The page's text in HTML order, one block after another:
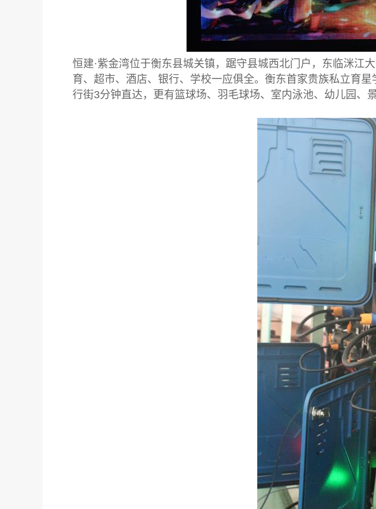
恒建·紫金湾位于衡东县城关镇，踞守县城西北门户，东临洣江
育、超市、酒店、银行、学校一应俱全。衡东首家贵族私立育
行街3分钟直达，更有篮球场、羽毛球场、室内泳池、幼儿园、